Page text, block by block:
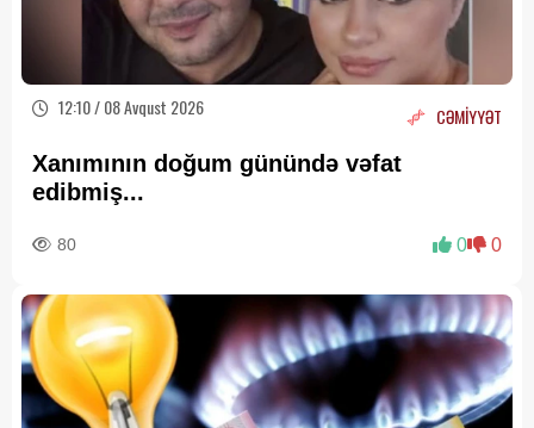
12:10 / 08 Avqust 2026 CƏMİYYƏT
Xanımının doğum günündə vəfat
edibmiş...
80 0 0